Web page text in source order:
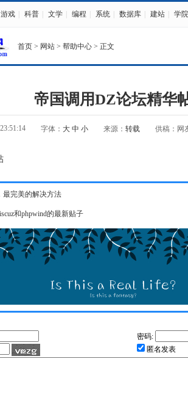
游戏 科普 文学 编程 系统 数据库 建站 学院
首页 > 网站 > 帮助中心 > 正文
帝国调用DZ论坛精华
字体： 大 中 小 来源： 转载 供稿：网
最完美的解决方法
和phpwind的最新贴子
密码:
匿名发表